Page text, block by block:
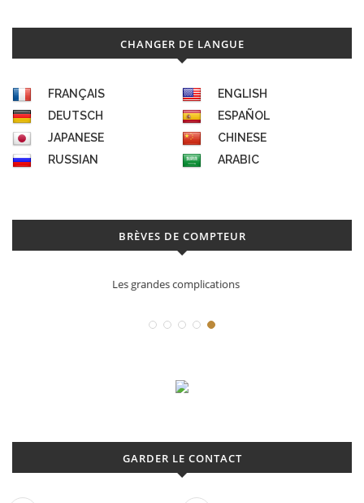
CHANGER DE LANGUE
FRANÇAIS
ENGLISH
DEUTSCH
ESPAÑOL
JAPANESE
CHINESE
RUSSIAN
ARABIC
BRÈVES DE COMPTEUR
Déconstruction Parmigiani Fleurier
GARDER LE CONTACT